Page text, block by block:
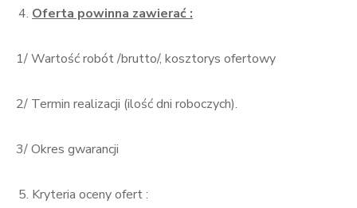
Oferta powinna zawierać :
1/ Wartość robót /brutto/, kosztorys ofertowy
2/ Termin realizacji (ilość dni roboczych).
3/ Okres gwarancji
Kryteria oceny ofert :